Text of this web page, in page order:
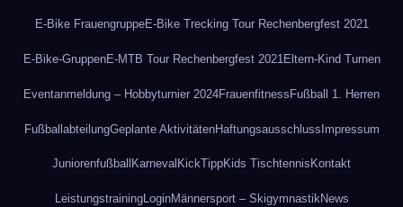
E-Bike FrauengruppeE-Bike Trecking Tour Rechenbergfest 2021
E-Bike-GruppenE-MTB Tour Rechenbergfest 2021 Eltern-Kind Turnen
Eventanmeldung – Hobbyturnier 2024FrauenfitnessFußball 1. Herren
FußballabteilungGeplante AktivitätenHaftungsausschlussImpressum
Juniorenfußball Karneval KickTippKids Tischtennis Kontakt
LeistungstrainingLoginMännersport – SkigymnastikNews